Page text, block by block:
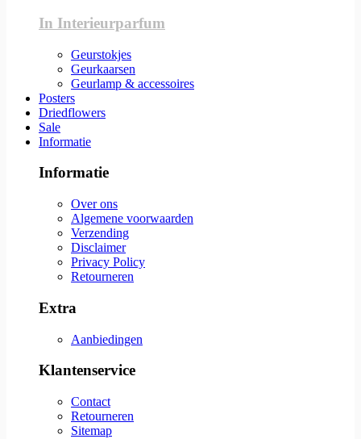
In Interieurparfum
Geurstokjes
Geurkaarsen
Geurlamp & accessoires
Posters
Driedflowers
Sale
Informatie
Informatie
Over ons
Algemene voorwaarden
Verzending
Disclaimer
Privacy Policy
Retourneren
Extra
Aanbiedingen
Klantenservice
Contact
Retourneren
Sitemap